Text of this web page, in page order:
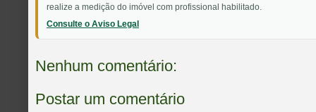
realize a medição do imóvel com profissional habilitado.
Consulte o Aviso Legal
Nenhum comentário:
Postar um comentário